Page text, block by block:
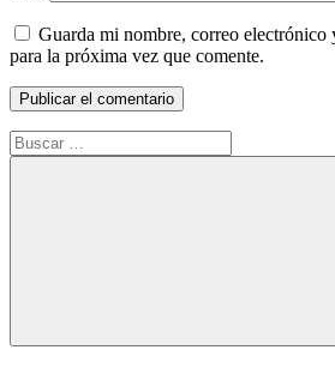
Guarda mi nombre, correo electrónico
para la próxima vez que comente.
Buscar:
Buscar